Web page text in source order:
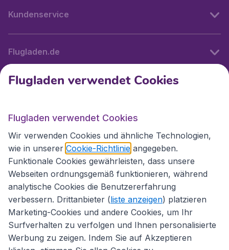
Kundenservice
Flugladen.de
Internationale Webseiten
Folgen Sie uns:
Flugladen verwendet Cookies
Flugladen verwendet Cookies
Wir verwenden Cookies und ähnliche Technologien,
wie in unserer Cookie-Richtlinie angegeben.
Funktionale Cookies gewährleisten, dass unsere
Webseiten ordnungsgemäß funktionieren, während
analytische Cookies die Benutzererfahrung
verbessern. Drittanbieter (liste anzeigen) platzieren
Marketing-Cookies und andere Cookies, um Ihr
Surfverhalten zu verfolgen und Ihnen personalisierte
Werbung zu zeigen. Indem Sie auf Akzeptieren